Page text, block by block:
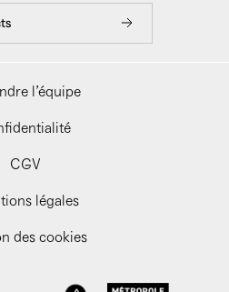
l’équipe
CGV
légales
des cookies